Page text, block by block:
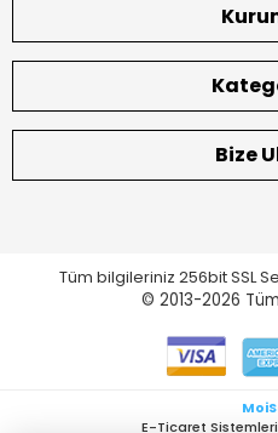
Bize
Tüm bilgileriniz 256bit SSL
© 2013-2026
E-Ticaret Sistemleri